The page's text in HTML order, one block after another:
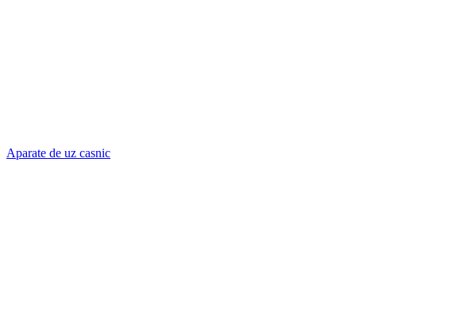
Aparate de uz casnic